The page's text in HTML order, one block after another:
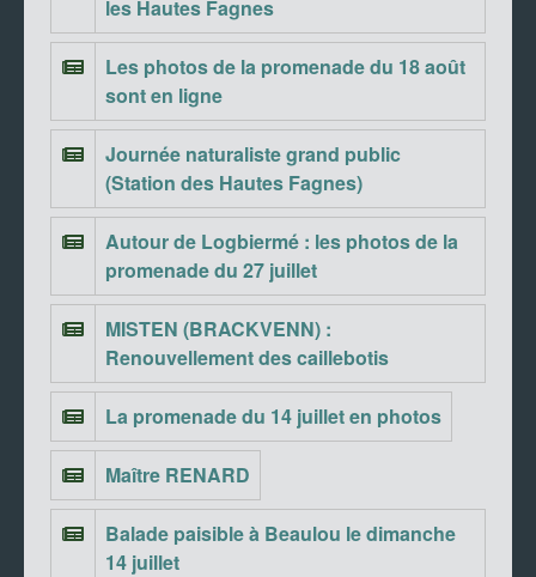
les Hautes Fagnes
Les photos de la promenade du 18 août
sont en ligne
Journée naturaliste grand public
(Station des Hautes Fagnes)
Autour de Logbiermé : les photos de la
promenade du 27 juillet
MISTEN (BRACKVENN) :
Renouvellement des caillebotis
La promenade du 14 juillet en photos
Maître RENARD
Balade paisible à Beaulou le dimanche
14 juillet